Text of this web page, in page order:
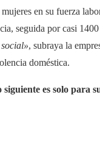
en su fuerza
seguida por casi
, subraya la
doméstica.
es solo para